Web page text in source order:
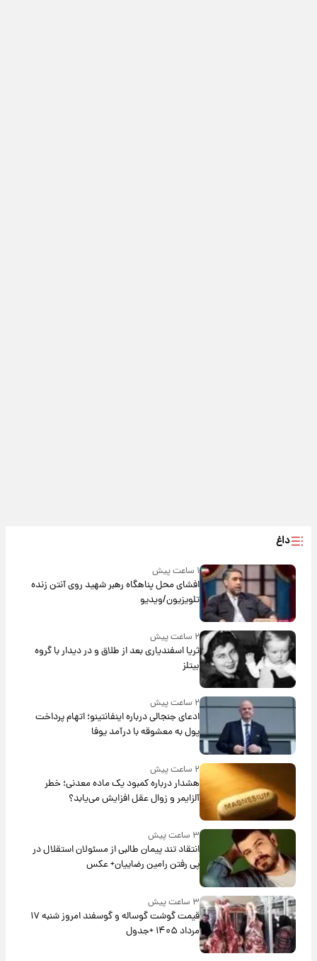
داغ
۱ ساعت پیش
افشای محل پناهگاه‌ رهبر شهید روی آنتن زنده
تلویزیون/ویدیو
۲ ساعت پیش
ثریا اسفندیاری بعد از طلاق و در دیدار با گروه
بیتلز
۲ ساعت پیش
ادعای جنجالی درباره اینفانتینو؛ اتهام پرداخت
پول به معشوقه با درآمد یوفا
۲ ساعت پیش
هشدار درباره کمبود یک ماده معدنی؛ خطر
آلزایمر و زوال عقل افزایش می‌یابد؟
۳ ساعت پیش
انتقاد تند پیمان طالبی از مسئولان استقلال در
پی رفتن رامین رضاییان+ عکس
۳ ساعت پیش
قیمت گوشت گوساله و گوسفند امروز شنبه ۱۷
مرداد ۱۴۰۵ +جدول